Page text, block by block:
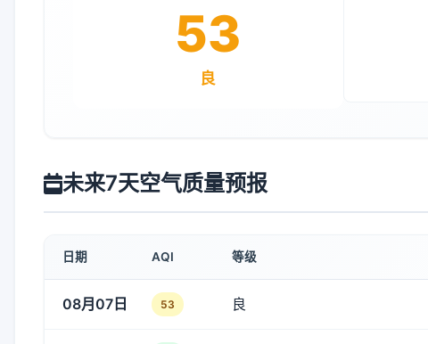
53
良
未来7天空气质量预报
日期 AQI 等级
08月07日 53 良